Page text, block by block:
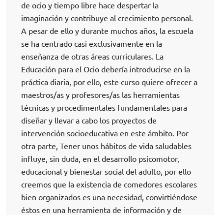
de ocio y tiempo libre hace despertar la
imaginación y contribuye al crecimiento personal.
A pesar de ello y durante muchos años, la escuela
se ha centrado casi exclusivamente en la
enseñanza de otras áreas curriculares. La
Educación para el Ocio debería introducirse en la
práctica diaria, por ello, este curso quiere ofrecer a
maestros/as y profesores/as las herramientas
técnicas y procedimentales fundamentales para
diseñar y llevar a cabo los proyectos de
intervención socioeducativa en este ámbito. Por
otra parte, Tener unos hábitos de vida saludables
influye, sin duda, en el desarrollo psicomotor,
educacional y bienestar social del adulto, por ello
creemos que la existencia de comedores escolares
bien organizados es una necesidad, convirtiéndose
éstos en una herramienta de información y de